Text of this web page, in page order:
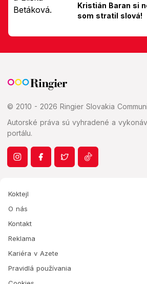
Kristián Baran si
som stratil slová!
© 2010 - 2026 Ringier Slovakia
Autorské práva sú vyhradené a
portálu.
Koktejl
O nás
Kontakt
Reklama
Kariéra v Azete
Pravidlá používania